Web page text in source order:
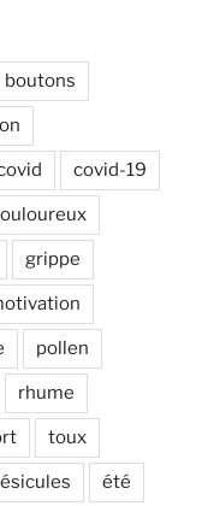
boutons
covid-19
grippe
pollen
rhume
toux
été